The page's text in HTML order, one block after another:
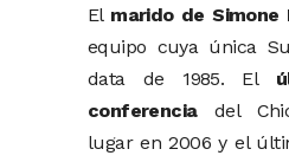
El marido de Simone
equipo cuya única
data de 1985. El
conferenciadel
lugar en 2006 y el